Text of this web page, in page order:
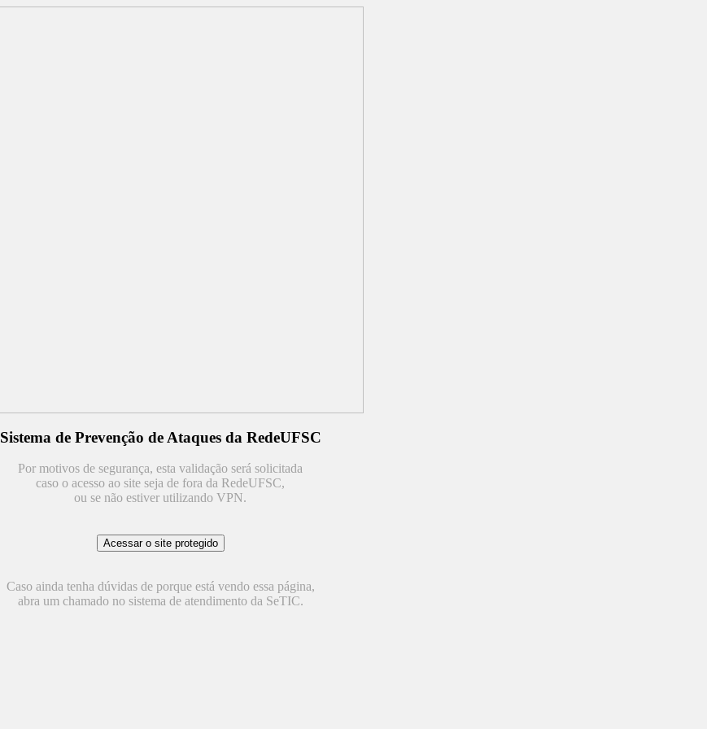
Sistema de Prevenção de Ataques da RedeUFSC
Por motivos de segurança, esta validação será solicitada
caso o acesso ao site seja de fora da RedeUFSC,
ou se não estiver utilizando VPN.
Caso ainda tenha dúvidas de porque está vendo essa página,
abra um chamado no sistema de atendimento da SeTIC.